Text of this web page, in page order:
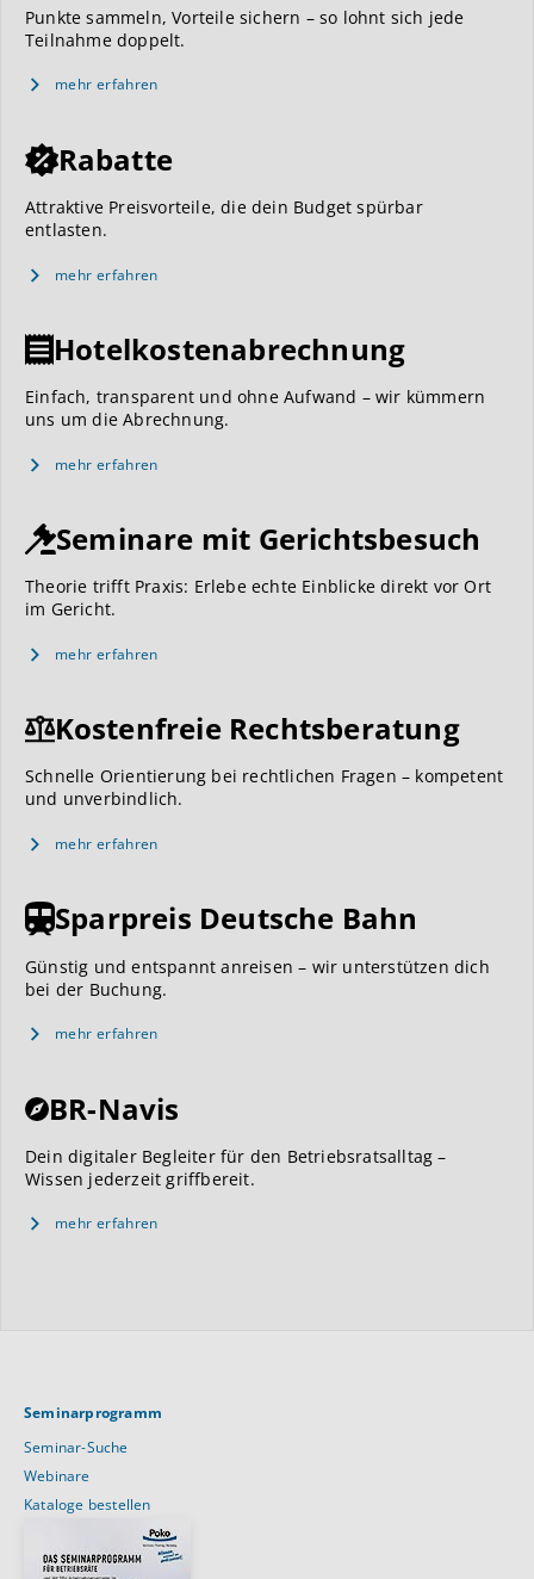
Punkte sammeln, Vorteile sichern – so lohnt sich jede
Teilnahme doppelt.
mehr erfahren
Rabatte
Attraktive Preisvorteile, die dein Budget spürbar
entlasten.
mehr erfahren
Hotelkostenabrechnung
Einfach, transparent und ohne Aufwand – wir kümmern
uns um die Abrechnung.
mehr erfahren
Seminare mit Gerichtsbesuch
Theorie trifft Praxis: Erlebe echte Einblicke direkt vor Ort
im Gericht.
mehr erfahren
Kostenfreie Rechtsberatung
Schnelle Orientierung bei rechtlichen Fragen – kompetent
und unverbindlich.
mehr erfahren
Sparpreis Deutsche Bahn
Günstig und entspannt anreisen – wir unterstützen dich
bei der Buchung.
mehr erfahren
BR-Navis
Dein digitaler Begleiter für den Betriebsratsalltag –
Wissen jederzeit griffbereit.
mehr erfahren
Seminarprogramm
Seminar-Suche
Webinare
Kataloge bestellen